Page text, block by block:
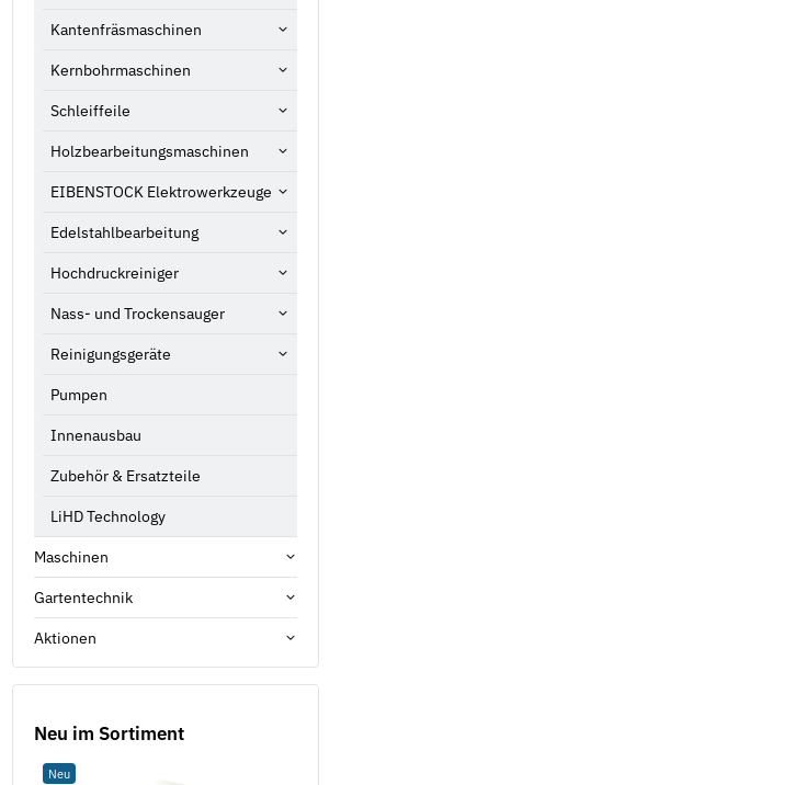
Kantenfräsmaschinen
Kernbohrmaschinen
Schleiffeile
Holzbearbeitungsmaschinen
EIBENSTOCK Elektrowerkzeuge
Edelstahlbearbeitung
Hochdruckreiniger
Nass- und Trockensauger
Reinigungsgeräte
Pumpen
Innenausbau
Zubehör & Ersatzteile
LiHD Technology
Maschinen
Gartentechnik
Aktionen
Neu im Sortiment
Neu